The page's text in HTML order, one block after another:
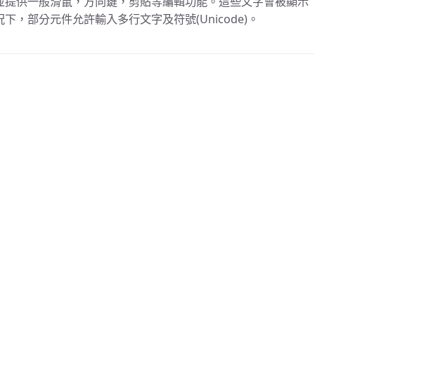
，部分元件允許輸入多行文字及符號(Unicode)。